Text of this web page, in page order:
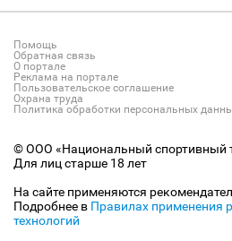
Помощь
Обратная связь
О портале
Реклама на портале
Пользовательское соглашение
Охрана труда
Политика обработки персональных
© ООО «Национальный спортивный
Для лиц старше 18 лет
На сайте применяются
Подробнее в Правилах применения
технологий